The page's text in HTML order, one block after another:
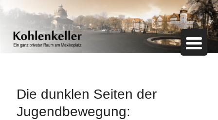
Kohlenkeller
Ein ganz privater Raum am Mexikoplatz
Die dunklen Seiten der
Jugendbewegung: